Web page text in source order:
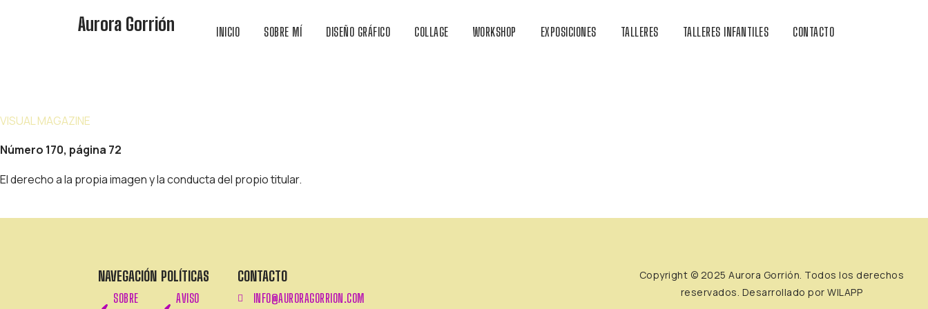
Aurora Gorrión INICIO SOBRE MÍ DISEÑO GRÁFICO COLLAGE WORKSHOP EXPOSICIONES TALLERES TALLERES INFANTILES CONTACTO
VISUAL MAGAZINE
Número 170, página 72
El derecho a la propia imagen y la conducta del propio titular.
NAVEGACIÓN
SOBRE
POLÍTICAS
AVISO
CONTACTO
INFO@AURORAGORRION.COM
Copyright © 2025 Aurora Gorrión. Todos los derechos
reservados. Desarrollado por WILAPP